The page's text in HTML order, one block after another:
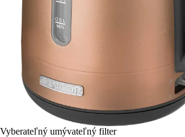
Vyberateľný umývateľný filter